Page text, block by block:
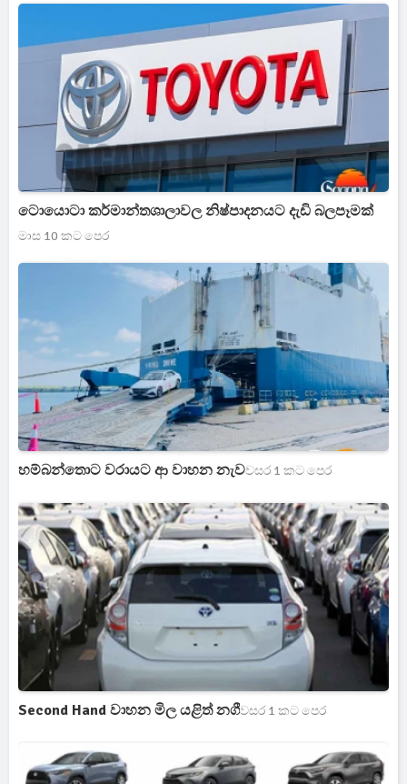
ටොයොටා කර්මාන්තශාලාවල නිෂ්පාදනයට දැඩි බලපෑමක්
මාස 10 කට පෙර
හම්බන්තොට වරායට ආ වාහන නැවවසර 1 කට පෙර
Second Hand වාහන මිල යළිත් නගීවසර 1 කට පෙර